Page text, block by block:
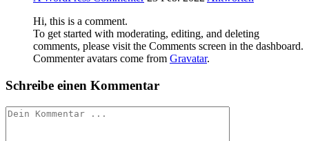
Hi, this is a comment.
To get started with moderating, editing, and deleting
comments, please visit the Comments screen in the dashboard.
Commenter avatars come from Gravatar.
Schreibe einen Kommentar
Kommentieren